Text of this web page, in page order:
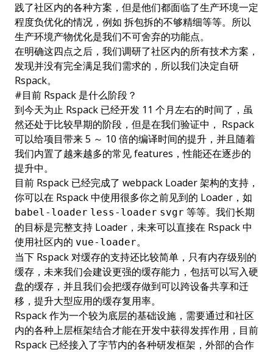
践了社区内的各种方案，但是他们都面临了生产环境一定
程度负优化的情况，例如 拆包拆的不够精细等等。所以
生产环境产物优化是我们不可舍弃的功能点。
在明确这四点之后，我们调研了社区内的所有技术方案，
发现并没有完全满足我们需求的，所以我们决定自研
Rspack。
#目前 Rspack 是什么阶段？
到今天为止 Rspack 已经开发 11 个月左右的时间了，虽
然还处于比较早期的阶段，但是在我们验证中， Rspack
可以给项目带来 5 ～ 10 倍的编译时间的提升，并且随着
我们内置了越来越多的常见 features，性能还在逐步的
提升中。
目前 Rspack 已经完成了 webpack Loader 架构的支持，
你可以在 Rspack 中使用很多你之前见到的 Loader，如
babel-loader less-loader svgr 等等。我们长期
的目标是完整支持 Loader，未来可以直接在 Rspack 中
使用社区内的 vue-loader。
当下 Rspack 对缓存的支持还比较简单，只有内存级别的
缓存，未来我们会建设更强的缓存能力，包括可以写入硬
盘的缓存，并且我们会把缓存做到可以跨设备共享和迁
移，提升大型应用的缓存复用率。
Rspack 作为一个较为底层的基础设施，需要通过和社区
内的各种上层框架结合才能在开发中获得发挥作用，目前
Rspack 已经接入了字节内的各种研发框架，外部的合作